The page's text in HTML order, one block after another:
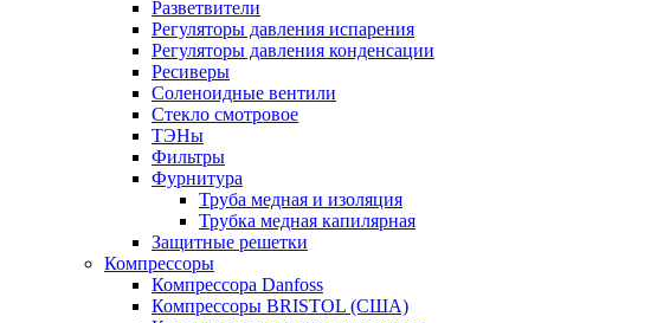
Разветвители
Регуляторы давления испарения
Регуляторы давления конденсации
Ресиверы
Соленоидные вентили
Стекло смотровое
ТЭНы
Фильтры
Фурнитура
Труба медная и изоляция
Трубка медная капилярная
Защитные решетки
Компрессоры
Компрессора Danfoss
Компрессоры BRISTOL (США)